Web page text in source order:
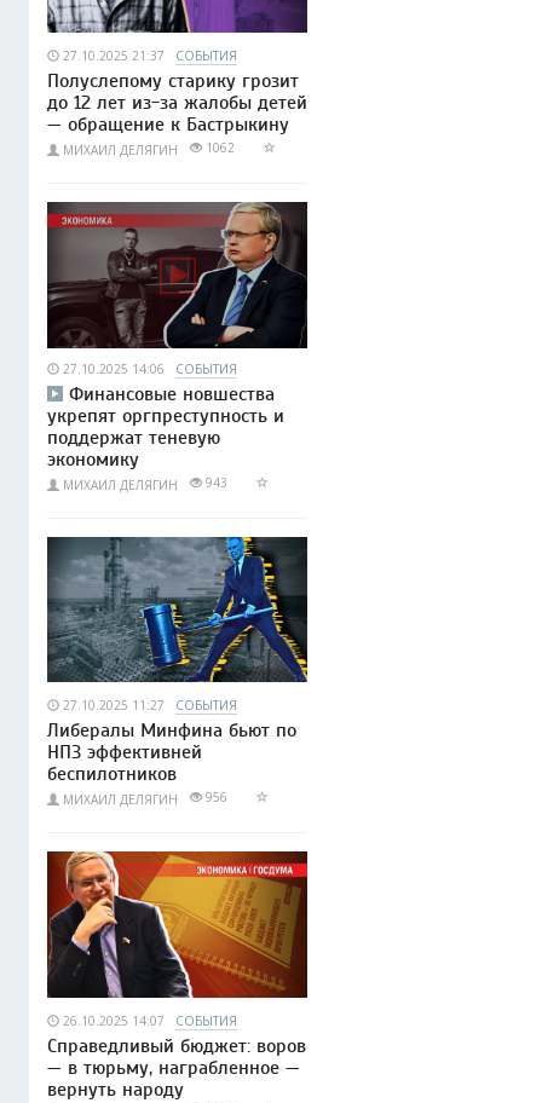
27.10.2025 21:37 СОБЫТИЯ
Полуслепому старику грозит
до 12 лет из-за жалобы детей
— обращение к Бастрыкину
МИХАИЛ ДЕЛЯГИН 1062
27.10.2025 14:06 СОБЫТИЯ
Финансовые новшества
укрепят оргпреступность и
поддержат теневую
экономику
МИХАИЛ ДЕЛЯГИН 943
27.10.2025 11:27 СОБЫТИЯ
Либералы Минфина бьют по
НПЗ эффективней
беспилотников
МИХАИЛ ДЕЛЯГИН 956
26.10.2025 14:07 СОБЫТИЯ
Справедливый бюджет: воров
— в тюрьму, награбленное —
вернуть народу